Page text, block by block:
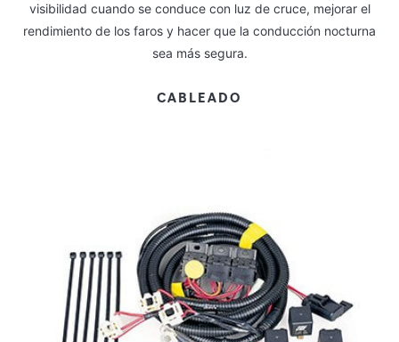
visibilidad cuando se conduce con luz de cruce, mejorar el
rendimiento de los faros y hacer que la conducción nocturna
sea más segura.
CABLEADO